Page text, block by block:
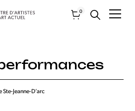
0
Ste-Jeanne-D’arc